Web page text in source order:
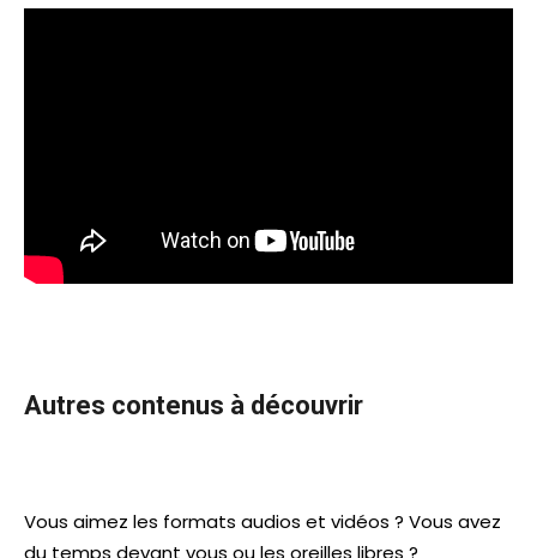
Autres contenus à découvrir
Vous aimez les formats audios et vidéos ? Vous avez
du temps devant vous ou les oreilles libres ?